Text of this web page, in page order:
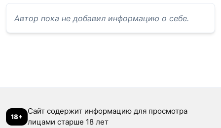
Автор пока не добавил информацию о себе.
18+
Сайт содержит информацию для просмотра
лицами старше 18 лет